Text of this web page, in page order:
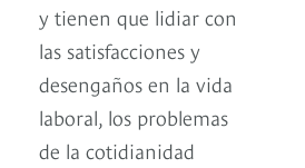
y tienen que lidiar con
las satisfacciones y
desengaños en la vida
laboral, los problemas
de la cotidianidad